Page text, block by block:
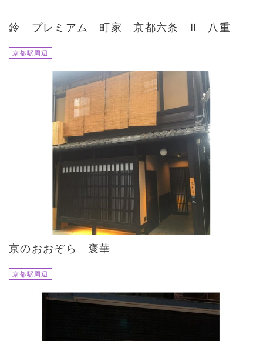
鈴 プレミアム 町家 京都六条 Ⅱ 八重
京都駅周辺
京のおおぞら 褒華
京都駅周辺